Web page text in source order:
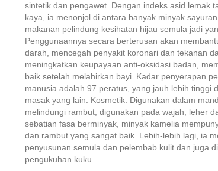
sintetik dan pengawet. Dengan indeks asid lemak
kaya, ia menonjol di antara banyak minyak
makanan pelindung kesihatan hijau semula jadi
Penggunaannya secara berterusan akan
darah, mencegah penyakit koronari dan tekanan
meningkatkan keupayaan anti-oksidasi badan,
baik setelah melahirkan bayi. Kadar penyerapan
manusia adalah 97 peratus, yang jauh lebih tinggi
masak yang lain. Kosmetik: Digunakan dalam
melindungi rambut, digunakan pada wajah, leher
sebatian fasa berminyak, minyak kamelia
dan rambut yang sangat baik. Lebih-lebih lagi, ia
penyusunan semula dan pelembab kulit dan juga
pengukuhan kuku.